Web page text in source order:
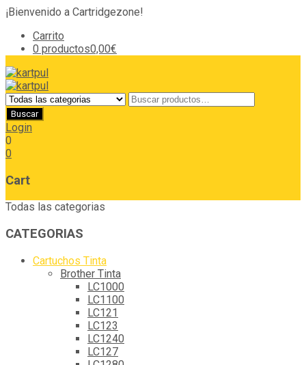
¡Bienvenido a Cartridgezone!
Carrito
0 productos0,00€
Login
0
0
Cart
Todas las categorias
CATEGORIAS
Cartuchos Tinta
Brother Tinta
LC1000
LC1100
LC121
LC123
LC1240
LC127